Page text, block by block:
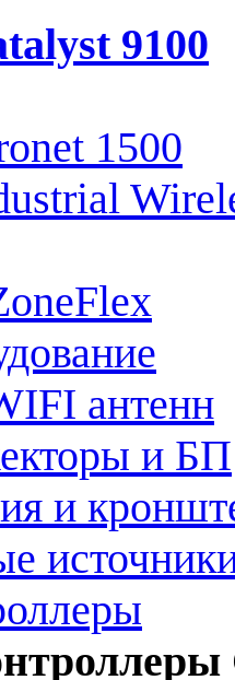
9100
1500
антенн
и БП
и